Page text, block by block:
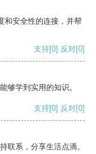
和安全性的连接，并帮
支持[0] 反对[0]
够学到实用的知识。
支持[0] 反对[0]
联系，分享生活点滴。